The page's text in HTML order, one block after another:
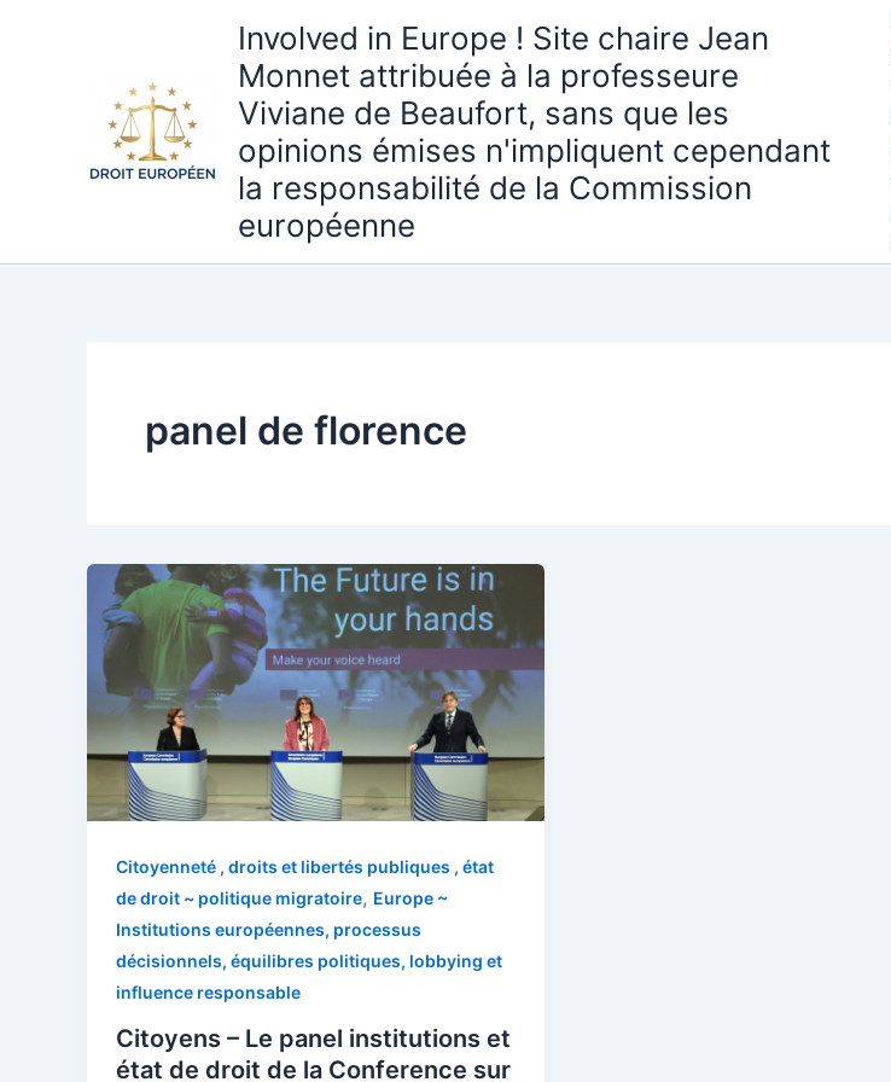
Involved in Europe ! Site chaire Jean
Monnet attribuée à la professeure
Viviane de Beaufort, sans que les
opinions émises n'impliquent cependant
la responsabilité de la Commission
européenne
panel de florence
Citoyenneté , droits et libertés publiques , état
de droit ~ politique migratoire, Europe ~
Institutions européennes, processus
décisionnels, équilibres politiques, lobbying et
influence responsable
Citoyens – Le panel institutions et
état de droit de la Conference sur